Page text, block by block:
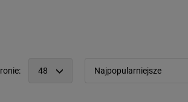
48 Najpopularniejsze